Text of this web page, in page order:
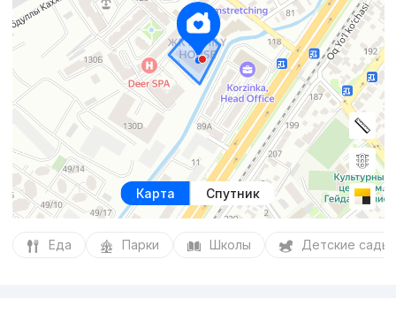
Карта Спутник
Еда Парки Школы Детские сады